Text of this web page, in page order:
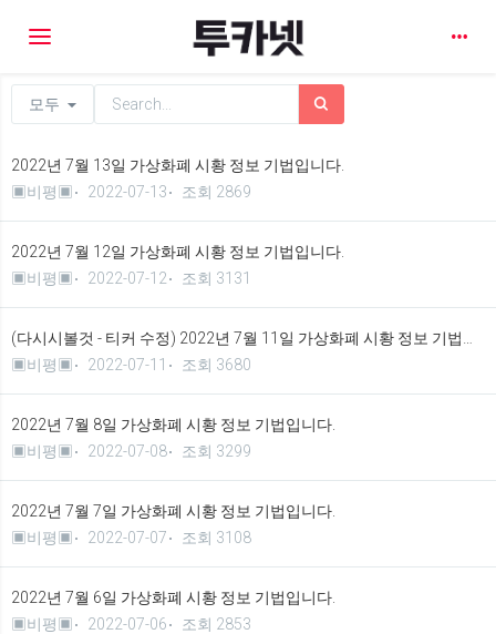
Toggle navigation
모두
2022년 7월 13일 가상화폐 시황 정보 기법입니다.
▣비평▣
2022-07-13 조회 2869
2022년 7월 12일 가상화폐 시황 정보 기법입니다.
▣비평▣
2022-07-12 조회 3131
▣비평▣
2022-07-11 조회 3680
2022년 7월 8일 가상화폐 시황 정보 기법입니다.
▣비평▣
2022-07-08 조회 3299
2022년 7월 7일 가상화폐 시황 정보 기법입니다.
▣비평▣
2022-07-07 조회 3108
2022년 7월 6일 가상화폐 시황 정보 기법입니다.
▣비평▣
2022-07-06 조회 2853